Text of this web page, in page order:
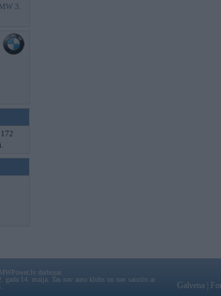
3.
darbojas
gada 14. maija. Tas nav auto klubs un nav saistīts ar
Galvena